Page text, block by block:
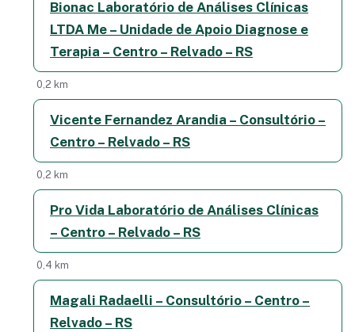
Bionac Laboratório de Análises Clínicas
LTDA Me – Unidade de Apoio Diagnose e
Terapia – Centro – Relvado – RS
0,2 km
Vicente Fernandez Arandia – Consultório –
Centro – Relvado – RS
0,2 km
Pro Vida Laboratório de Análises Clínicas
– Centro – Relvado – RS
0,4 km
Magali Radaelli – Consultório – Centro –
Relvado – RS